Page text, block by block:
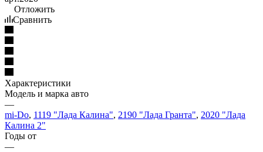
Отложить
Сравнить
Характеристики
Модель и марка авто
—
mi-Do, 1119 "Лада Калина", 2190 "Лада Гранта", 2020 "Лада
Калина 2"
Годы от
—